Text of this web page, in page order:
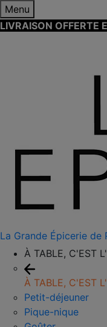
Menu
LIVRAISON OFFERTE
La Grande Épicerie de
À TABLE, C'EST
À TABLE, C'EST
Petit-déjeuner
Pique-nique